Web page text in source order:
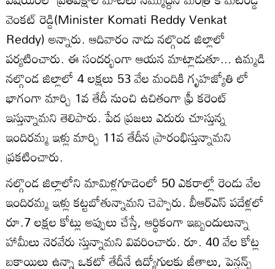
వెంకట్ రెడ్డి(Minister Komati Reddy Venkat
Reddy) అన్నారు. ఆదివారం నాడు నల్గొండ జిల్లాలో
పర్యటించారు. ఈ సందర్భంగా ఆయన మాట్లాడుతూ... ఉమ్మడి
నల్గొండ జిల్లాలో 4 లక్షలు 53 వేల మందికి గృహజ్యోతి లో
భాగంగా మార్చి 1వ తేదీ నుంచి ఉచితంగా ఫ్రీ కరెంట్
ఇస్తున్నామని తెలిపారు. పేద ప్రజలు ఎదురు చూస్తున్న
ఇందిరమ్మ ఇళ్లు మార్చి 11వ తేదీన ప్రారంభిస్తున్నామని
ప్రకటించారు.
నల్గొండ జిల్లాలోని మామిళ్లగూడెంలో 50 ఎకరాల్లో రెండు వేల
ఇందిరమ్మ ఇళ్లు కట్టబోతున్నామని చెప్పారు. బీఆర్ఎస్ పదేళ్లలో
రూ.7 లక్షల కోట్లు అప్పులు చేస్తే, ఆర్థికంగా ఇబ్బందులున్నా
హామీలు నెరవేరు స్తున్నామని వివరించారు. రూ. 40 వేల కోట్ల
బకాయిలు ఉన్నా ఒకటో తేదీనే ఉద్యోగులకు జీతాలు, పెన్షన్స్